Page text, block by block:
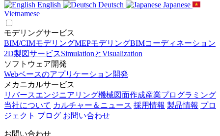
English Deutsch
Japanese
Vietnamese
モデリングサービス
BIM/CIMモデリングMEPモデリングBIMコーディネーション
2D製図サービスSimulationとVisualization
ソフトウェア開発
Webベースのアプリケーション開発
メカニカルサービス
リバースエンジニアリング機械図面作成産業プログラミング
当社について カルチャー＆ニュース 採用情報 製品情報 プロ
ジェクト ブログ お問い合わせ
お問い合わせ